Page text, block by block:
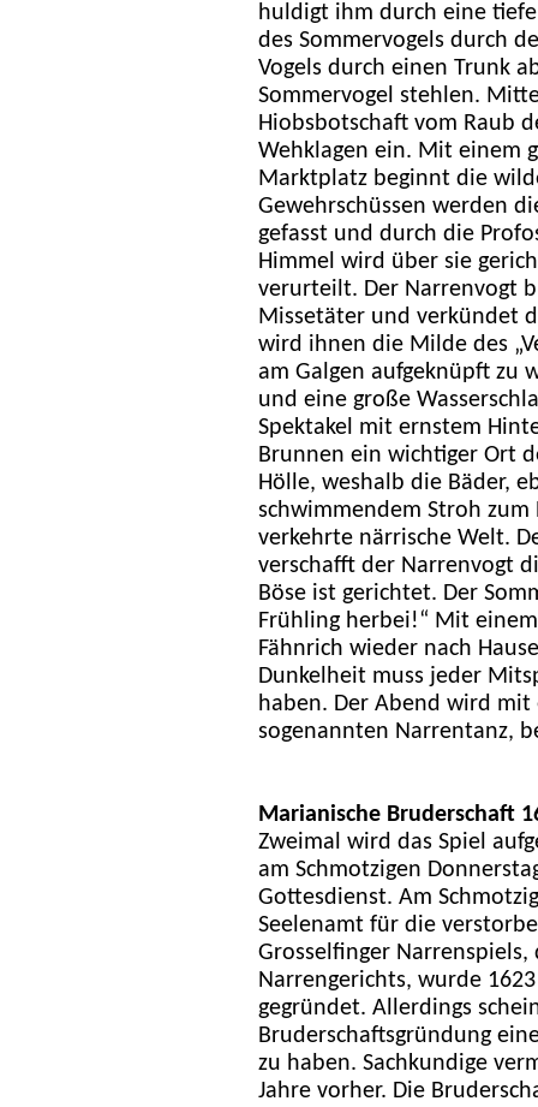
huldigt ihm durch eine
des Sommervogels durch
Vogels durch einen Trunk
Sommervogel stehlen.
Hiobsbotschaft vom Raub
Wehklagen ein. Mit einem
Marktplatz beginnt die
Gewehrschüssen werden
gefasst und durch die
Himmel wird über sie
verurteilt. Der Narrenvogt
Missetäter und verkündet
wird ihnen die Milde des
am Galgen aufgeknüpft zu
und eine große
Spektakel mit ernstem
Brunnen ein wichtiger Ort
Hölle, weshalb die Bäder,
schwimmendem Stroh
verkehrte närrische Welt.
verschafft der Narrenvogt
Böse ist gerichtet. Der
Frühling herbei!“ Mit
Fähnrich wieder nach
Dunkelheit muss jeder
haben. Der Abend wird mit
sogenannten Narrentanz,
Marianische Bruderschaft
Zweimal wird das Spiel
am Schmotzigen
Gottesdienst. Am
Seelenamt für die
Grosselfinger
Narrengerichts, wurde
gegründet. Allerdings
Bruderschaftsgründung
zu haben. Sachkundige
Jahre vorher. Die